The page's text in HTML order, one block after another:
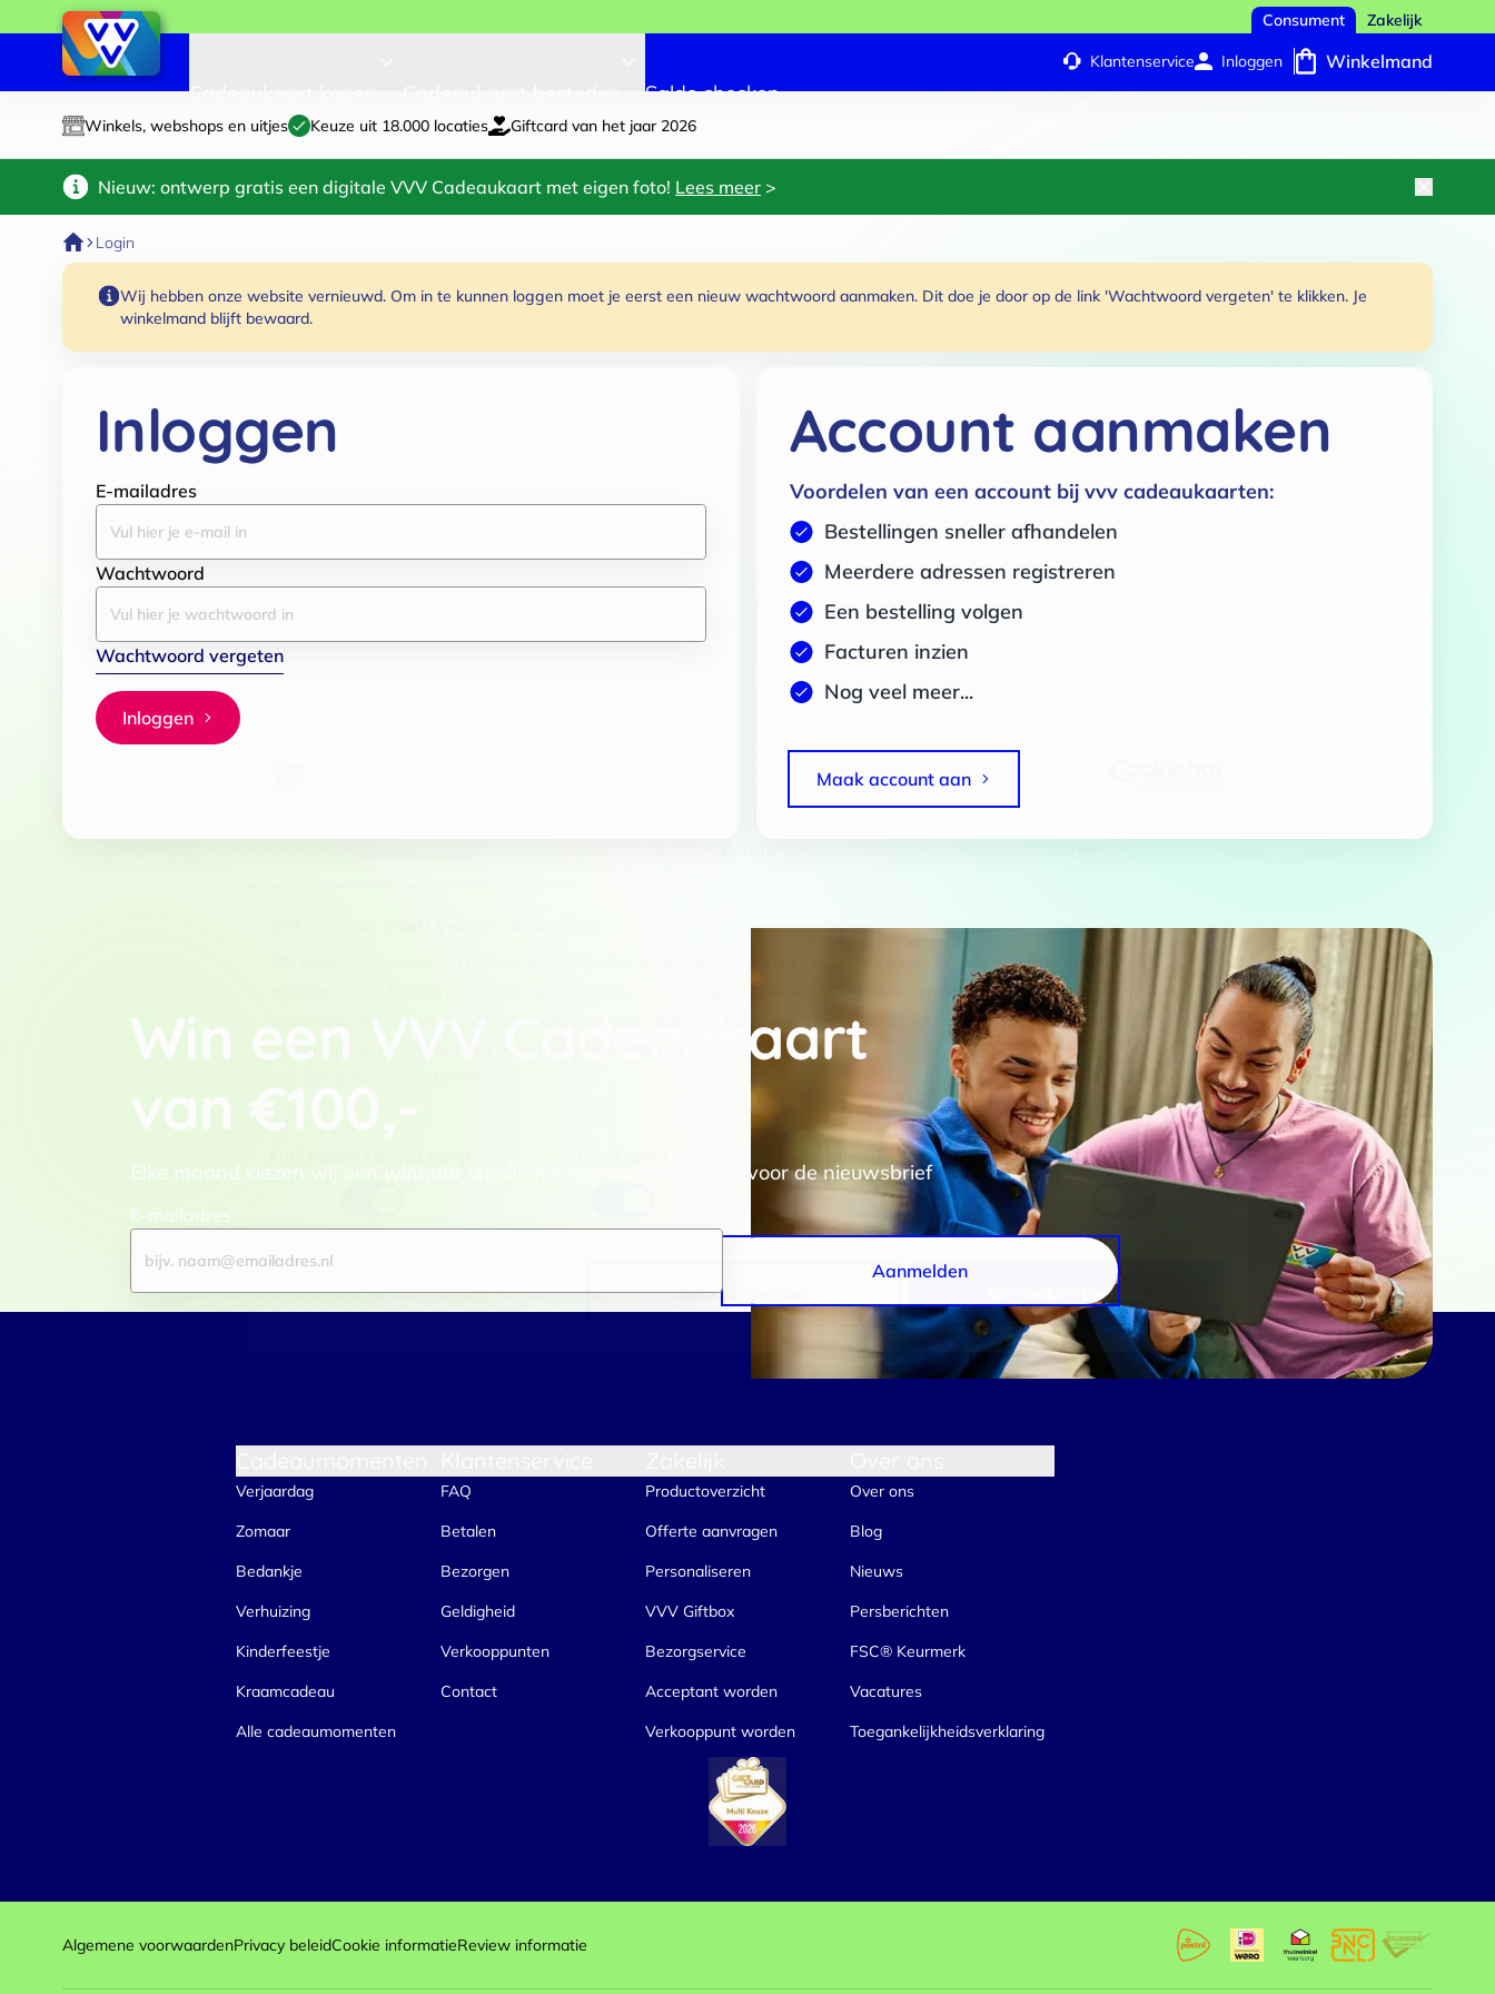
We gebruiken cookies om content en advertenties te personaliseren, om functies voor social media te bieden en om ons
websiteverkeer te analyseren. Ook delen we informatie over jouw gebruik van onze site met onze partners voor social media,
adverteren en analyse. Deze partners kunnen deze gegevens combineren met andere informatie die je aan ze hebt verstrekt of die
ze hebben verzameld op basis van jouw gebruik van hun services.
Toestemmingsselectie
Statistieken Marketing
Selectie toestaan Alle cookies toestaan
Consument Zakelijk
Saldo checken
Klantenservice Inloggen Winkelmand
Winkels, webshops en uitjes Keuze uit 18.000 locaties Giftcard van het jaar 2026
Nieuw: ontwerp gratis een digitale VVV Cadeaukaart met eigen foto! Lees meer >
Login
Wij hebben onze website vernieuwd. Om in te kunnen loggen moet je eerst een nieuw wachtwoord aanmaken. Dit doe je door op de link 'Wachtwoord vergeten' te klikken. Je
winkelmand blijft bewaard.
Inloggen
E-mailadres
Wachtwoord
Wachtwoord vergeten
Inloggen
Account aanmaken
Voordelen van een account bij vvv cadeaukaarten:
Bestellingen sneller afhandelen
Meerdere adressen registreren
Een bestelling volgen
Facturen inzien
Nog veel meer...
Maak account aan
Win een VVV Cadeaukaart
van €100,-
Elke maand kiezen wij een winnaar uit alle nieuwe aanmeldingen voor de nieuwsbrief
E-mailadres
Aanmelden
Verjaardag
Zomaar
Bedankje
Verhuizing
Kinderfeestje
Kraamcadeau
Alle cadeaumomenten
FAQ
Betalen
Bezorgen
Geldigheid
Verkooppunten
Contact
Productoverzicht
Offerte aanvragen
Personaliseren
VVV Giftbox
Bezorgservice
Acceptant worden
Verkooppunt worden
Over ons
Blog
Nieuws
Persberichten
FSC® Keurmerk
Vacatures
Toegankelijkheidsverklaring
Algemene voorwaardenPrivacy beleidCookie informatieReview informatie